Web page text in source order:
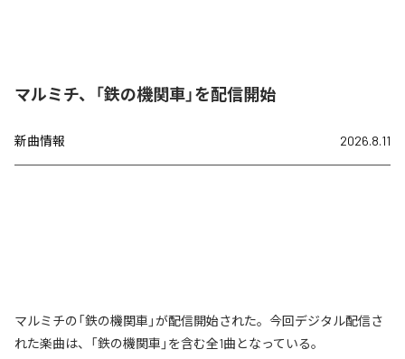
マルミチ、「鉄の機関車」を配信開始
新曲情報 2026.8.11
マルミチの「鉄の機関車」が配信開始された。今回デジタル配信さ
れた楽曲は、「鉄の機関車」を含む全1曲となっている。